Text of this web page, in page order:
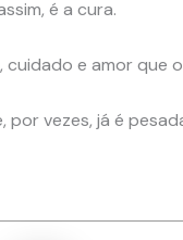
é a cura.
e amor que
por vezes, já é